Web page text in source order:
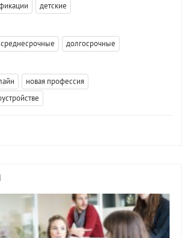
детские
среднесрочные долгосрочные
новая профессия